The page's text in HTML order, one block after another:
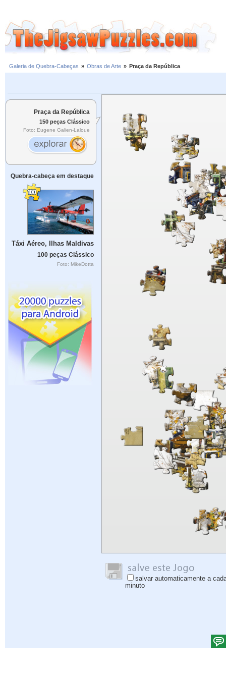
Galeria de Quebra-Cabeças » Obras de Arte » Praça da República
Praça da República
150 peças Clássico
Foto: Eugene Galien-Laloue
Quebra-cabeça em destaque
Táxi Aéreo, Ilhas Maldivas
100 peças Clássico
Foto: MikeDotta
salvar automaticamente a
minuto